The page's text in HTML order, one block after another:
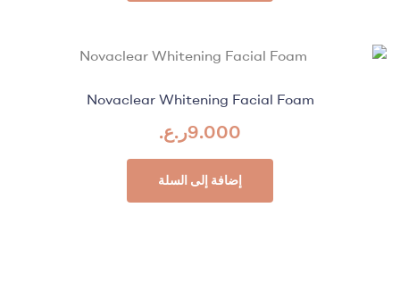
Novaclear Whitening Facial Foam
9.000ر.ع.
إضافة إلى السلة